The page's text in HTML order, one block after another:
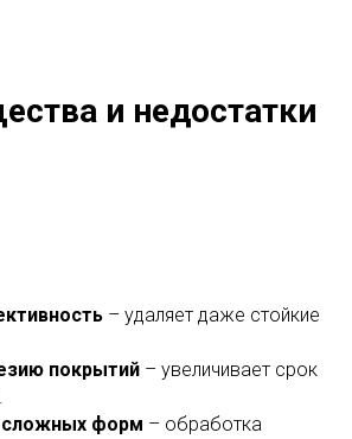
и недостатки
– удаляет даже стойкие
покрытий – увеличивает срок
сложных форм – обработка